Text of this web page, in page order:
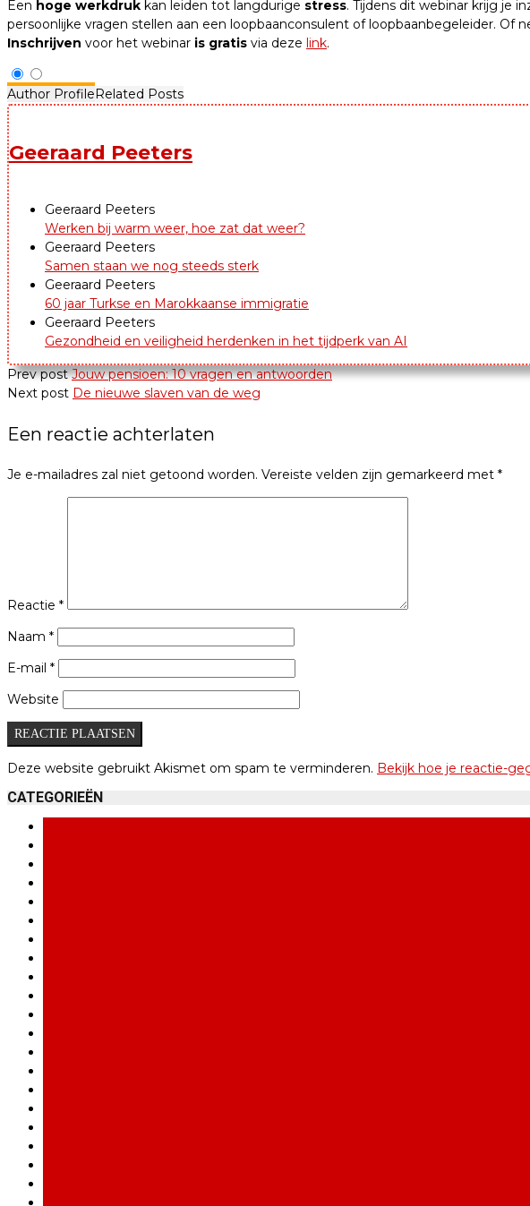
Een hoge werkdruk kan leiden tot langdurige stress. Tijdens dit webinar krijg je
persoonlijke vragen stellen aan een loopbaanconsulent of loopbaanbegeleider. Of
Inschrijven voor het webinar is gratis via deze link.
Author ProfileRelated Posts
Geeraard Peeters
Geeraard Peeters
Werken bij warm weer, hoe zat dat weer?
Geeraard Peeters
Samen staan we nog steeds sterk
Geeraard Peeters
60 jaar Turkse en Marokkaanse immigratie
Geeraard Peeters
Gezondheid en veiligheid herdenken in het tijdperk van AI
Prev post Jouw pensioen: 10 vragen en antwoorden
Next post De nieuwe slaven van de weg
Een reactie achterlaten
Je e-mailadres zal niet getoond worden. Vereiste velden zijn gemarkeerd met *
Reactie *
Naam *
E-mail *
Website
Deze website gebruikt Akismet om spam te verminderen. Bekijk hoe je reactie-
CATEGORIEËN